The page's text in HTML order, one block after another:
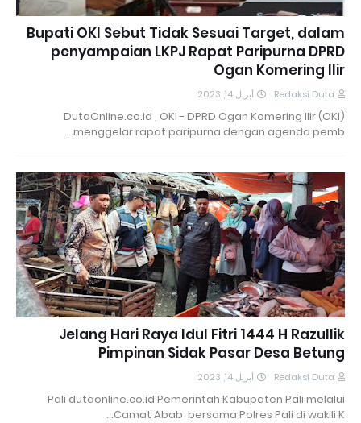
Bupati OKI Sebut Tidak Sesuai Target, dalam
penyampaian LKPJ Rapat Paripurna DPRD
Ogan Komering Ilir
Redaksi Duta أبريل 14, 2023
DutaOnline.co.id , OKI - DPRD Ogan Komering Ilir (OKI)
menggelar rapat paripurna dengan agenda pemb…
Jelang Hari Raya Idul Fitri 1444 H Razullik
Pimpinan Sidak Pasar Desa Betung
Redaksi Duta أبريل 14, 2023
Pali dutaonline.co.id Pemerintah Kabupaten Pali melalui
Camat Abab bersama Polres Pali di wakili K…